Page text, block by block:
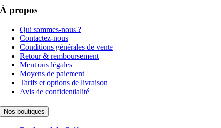
À propos
Qui sommes-nous ?
Contactez-nous
Conditions générales de vente
Retour & remboursement
Mentions légales
Moyens de paiement
Tarifs et options de livraison
Avis de confidentialité
Nos boutiques